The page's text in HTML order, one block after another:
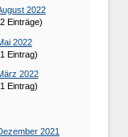
2022
Einträge)
2022
Eintrag)
2022
Eintrag)
2021